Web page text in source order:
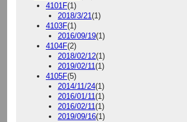
4101F(1)
2018/3/21(1)
4103F(1)
2016/09/19(1)
4104F(2)
2018/02/12(1)
2019/02/11(1)
4105F(5)
2014/11/24(1)
2016/01/11(1)
2016/02/11(1)
2019/09/16(1)